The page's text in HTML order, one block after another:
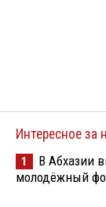
Интересное за
1
В Абхазии
молодёжный